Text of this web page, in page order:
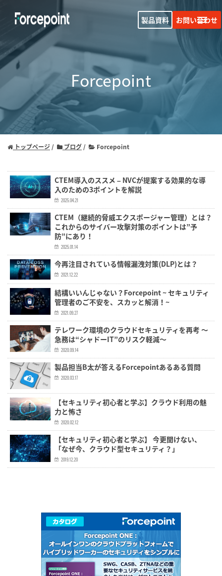
製品資料 お問い合わせ
Forcepoint
トップページ ブログ Forcepoint
CTEM導入のススメ – NVCが提案する効果的な導
入のための3ポイントを解説
2025.04.21
CTEM（継続的脅威エクスポージャー管理）とは？
これからのサイバー攻撃対策のポイントは”予
防”にあり！
2025.01.14
今再注目されている情報漏洩対策(DLP)とは？
2021.12.22
結構いいんじゃない？Forcepoint ~ セキュリティ
管理者のご不安を、スカッと解消！~
2021.09.27
テレワーク環境のクラウドセキュリティを再考 ～
急務は“シャドーIT”のリスク軽減～
2020.09.14
製品担当B太が答えるForcepointあるある質問
2020.03.17
【セキュリティ初心者と学ぶ】クラウド利用の魅
力と怖さ
2020.02.12
【セキュリティ初心者と学ぶ】 今更聞けない、
「なぜ今、クラウド型セキュリティ？」
2019.12.20